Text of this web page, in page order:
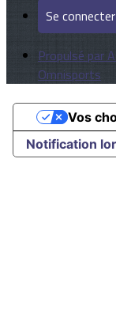
Se connecter
Propulsé par
Omnisports
Notification
Vos